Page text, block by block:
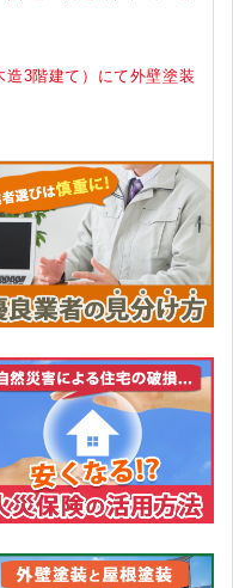
3階建て）にて外壁塗装